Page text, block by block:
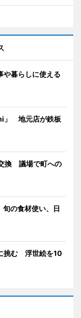
暮らしに使える
」 地元店が鉄板
換 議場で町への
の食材使い、日
挑む 浮世絵を10